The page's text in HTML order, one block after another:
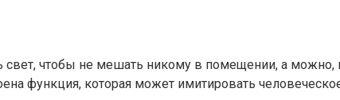
чтобы не мешать никому в помещении, а можно,
функция, которая может имитировать